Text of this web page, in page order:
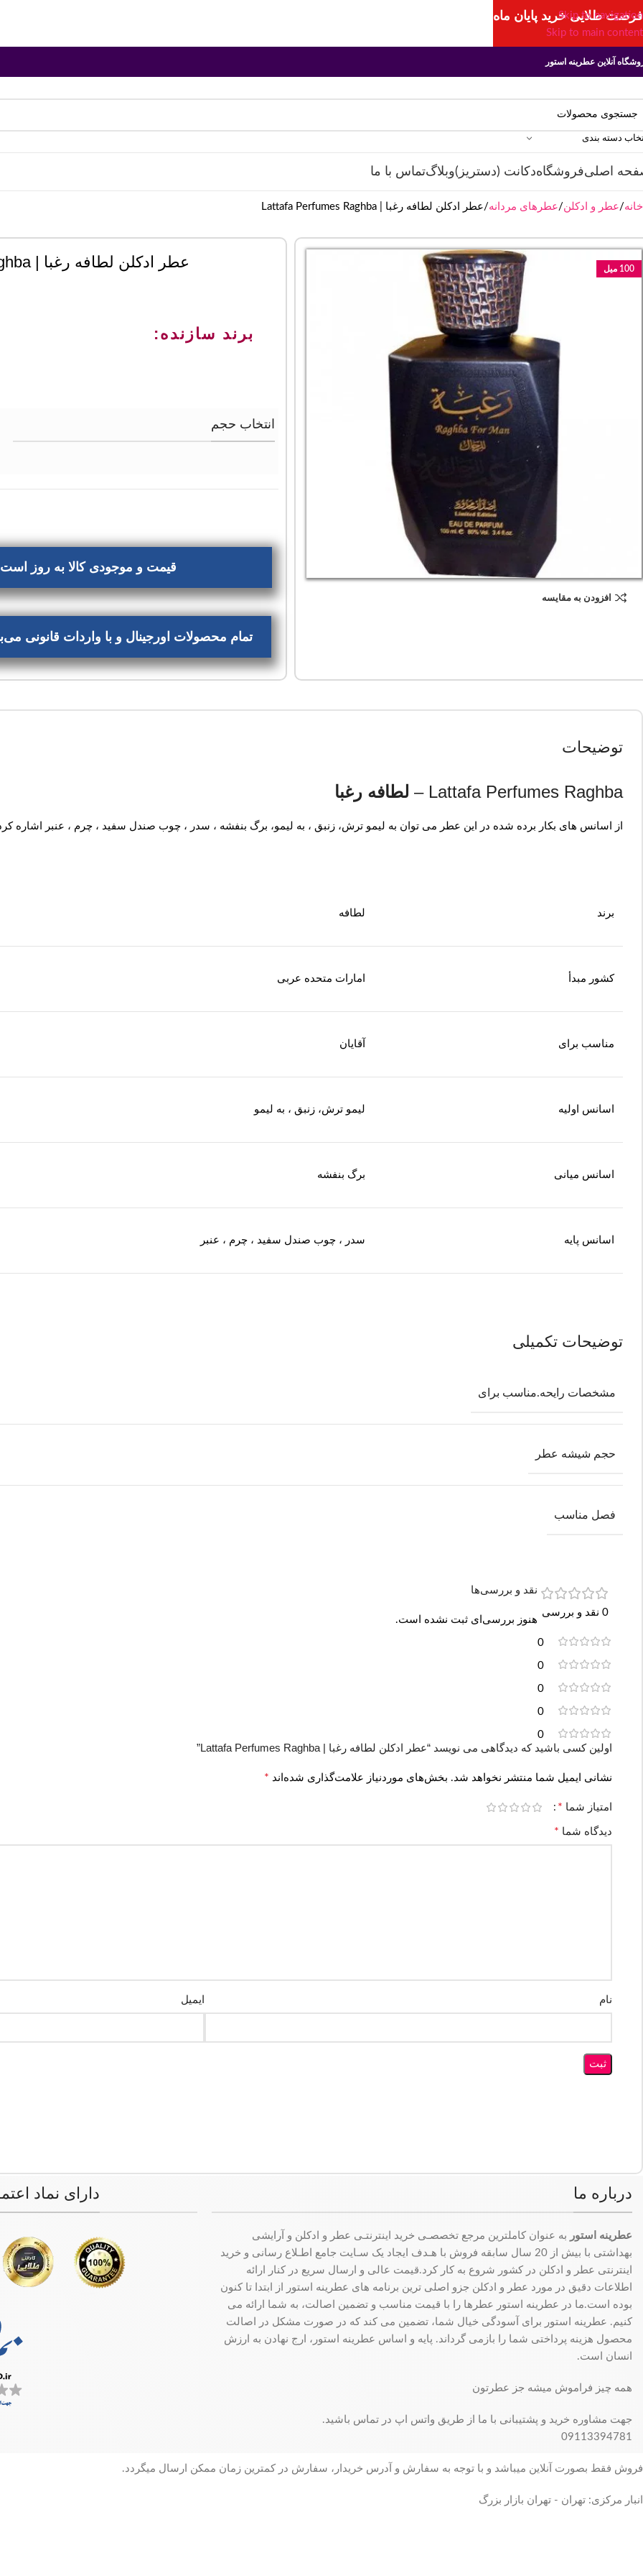
Skip to navigation
Skip to main content
آنلاین عطرینه استور
دسته بندی
اصلیفروشگاهدکانت (دستریز)وبلاگتماس با ما
خانه عطر و ادکلن عطرهای مردانه عطر ادکلن لطافه رغبا | Lattafa Perfumes Raghba
100 میل
افزودن به مقایسه
عطر ادکلن لطافه رغبا | Lattafa Perfumes Raghba
برند سازنده:
انتخاب حجم
قیمت و موجودی کالا به روز
تمام محصولات اورجینال و با واردات قانونی
توضیحات
Lattafa Perfumes Raghba – لطافه رغبا
از اسانس های بکار برده شده در این عطر می توان به لیمو ترش، زنبق ، به لیمو، برگ بنفشه ، سدر ، چوب صندل سفید ، چرم ، عنبر اشاره
برند لطافه
کشور مبدأ امارات متحده عربی
مناسب برای آقایان
اسانس اولیه لیمو ترش، زنبق ، به لیمو
اسانس میانی برگ بنفشه
اسانس پایه سدر ، چوب صندل سفید ، چرم ، عنبر
توضیحات تکمیلی
مشخصات رایحه.مناسب برای
حجم شیشه عطر
فصل مناسب
0 نقد و بررسی
0
0
0
0
0
نقد و بررسی‌ها
هنوز بررسی‌ای ثبت نشده است.
اولین کسی باشید که دیدگاهی می نویسد “عطر ادکلن لطافه رغبا | Lattafa Perfumes Raghba”
نشانی ایمیل شما منتشر نخواهد شد. بخش‌های موردنیاز علامت‌گذاری شده‌اند *
امتیاز شما *
دیدگاه شما *
نام ایمیل
درباره ما
عطرینه استور به عنوان کاملترین مرجع تخصصـی خرید اینترنتـی عطر و ادکلن و آرایشی
بهداشتی با بیش از 20 سال سابقه فروش با هـدف ایجاد یک سـایت جامع اطـلاع رسانی و خرید
اینترنتی عطر و ادکلن در کشور شروع به کار کرد.قیمت عالی و ارسال سریع در کنار ارائه
اطلاعات دقیق در مورد عطر و ادکلن جزو اصلی ترین برنامه های عطرینه استور از ابتدا تا کنون
بوده است.ما در عطرینه استور عطرها را با قیمت مناسب و تضمین اصالت، به شما ارائه می
کنیم. عطرینه استور برای آسودگی خیال شما، تضمین می کند که در صورت مشکل در اصالت
محصول هزینه پرداختی شما را بازمی گرداند. پایه و اساس عطرینه استور، ارج نهادن به ارزش
انسان است.
همه چیز فراموش میشه جز عطرتون
جهت مشاوره خرید و پشتیبانی با ما از طریق واتس اپ در تماس باشید.
09113394781
دارای نماد
فروش فقط بصورت آنلاین میباشد و با توجه به سفارش و آدرس خریدار، سفارش در کمترین زمان ممکن ارسال میگردد.
انبار مرکزی: تهران - تهران بازار بزرگ
فرصت طلایی خرید پایان ماه